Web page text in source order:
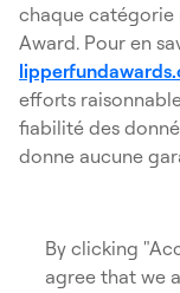
chaque catégorie
Award. Pour en
efforts
fiabilité des
donne aucune
LSEG, 2025.
licence.
By clicking
agree that we